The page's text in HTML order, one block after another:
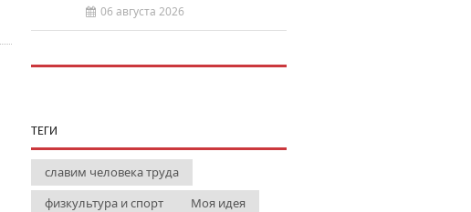
06 августа 2026
ТЕГИ
славим человека труда
физкультура и спорт
Моя идея